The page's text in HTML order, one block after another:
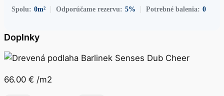
Spolu: 0m² Odporúčame rezervu: 5% Potrebné balenia: 0
Doplnky
66.00 € /m2